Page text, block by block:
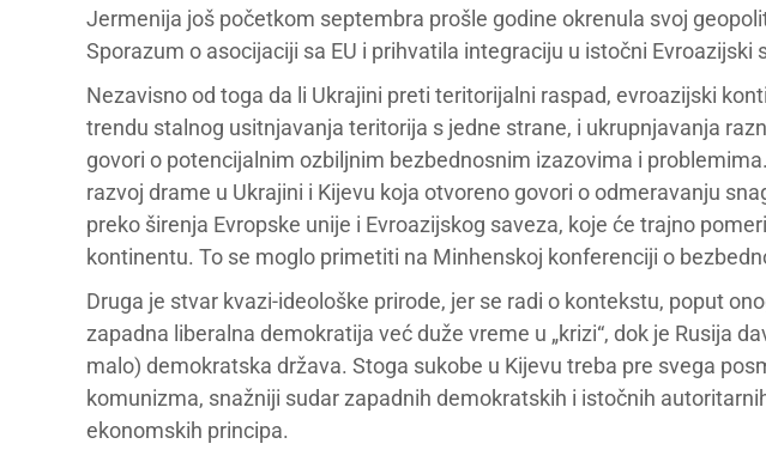
Jermenija još početkom septembra prošle godine okrenula svoj
Sporazum o asocijaciji sa EU i prihvatila integraciju u istočni Evroazijski
Nezavisno od toga da li Ukrajini preti teritorijalni raspad, evroazijski
trendu stalnog usitnjavanja teritorija s jedne strane, i ukrupnjavanja
govori o potencijalnim ozbiljnim bezbednosnim izazovima i
razvoj drame u Ukrajini i Kijevu koja otvoreno govori o odmeravanju
preko širenja Evropske unije i Evroazijskog saveza, koje će trajno
kontinentu. To se moglo primetiti na Minhenskoj konferenciji o
Druga je stvar kvazi-ideološke prirode, jer se radi o kontekstu, poput
zapadna liberalna demokratija već duže vreme u „krizi“, dok je Rusija
malo) demokratska država. Stoga sukobe u Kijevu treba pre svega
komunizma, snažniji sudar zapadnih demokratskih i istočnih
ekonomskih principa.